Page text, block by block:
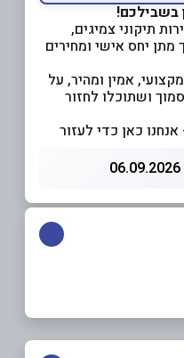
בשבילכם!
תיקוני צמיגים,
מתן יחס אישי ומחירים
אמין ומהיר, על
ושתוכלו לחזור
כאן כדי לעזור